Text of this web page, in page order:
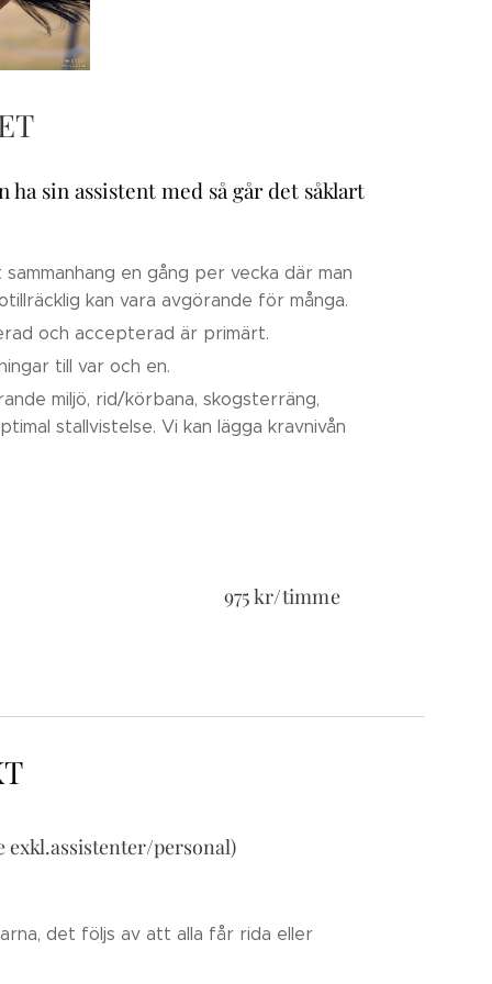
sin assistent med så går det såklart
en gång per vecka där man
kan vara avgörande för många.
och accepterad är primärt.
till var och en.
miljö, rid/körbana, skogsterräng,
stallvistelse. Vi kan lägga kravnivån
975 kr/timme
exkl.assistenter/personal)
det följs av att alla får rida eller